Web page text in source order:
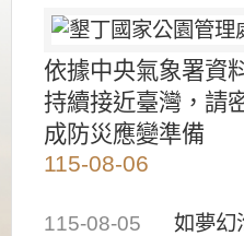
依據中央氣象署資
持續接近臺灣，請
成防災應變準備
115-08-06
115-08-05
如夢幻